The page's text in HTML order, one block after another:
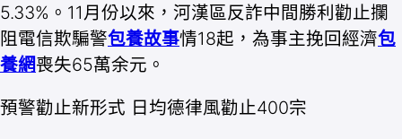
5.33%。11月份以來，河漢區反詐中間勝利勸止攔
阻電信欺騙警包養故事情18起，為事主挽回經濟包
養網喪失65萬余元。
預警勸止新形式 日均德律風勸止400宗